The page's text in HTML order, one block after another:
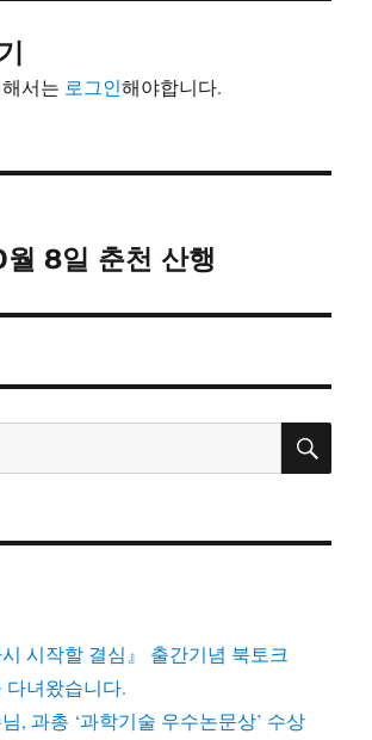
서는 로그인해야합니다.
8일 춘천 산행
검
시 시작할 결심』 출간기념 북토크
다녀왔습니다.
, 과총 ‘과학기술 우수논문상’ 수상